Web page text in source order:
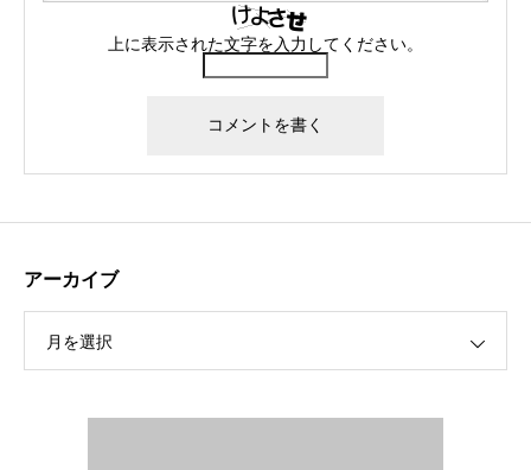
上に表示された文字を入力してください。
アーカイブ
月を選択